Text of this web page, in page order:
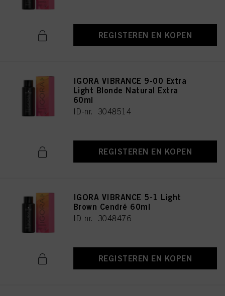
REGISTEREN EN KOPEN
IGORA VIBRANCE 9-00 Extra
Light Blonde Natural Extra
60ml
ID-nr. 3048514
REGISTEREN EN KOPEN
IGORA VIBRANCE 5-1 Light
Brown Cendré 60ml
ID-nr. 3048476
REGISTEREN EN KOPEN